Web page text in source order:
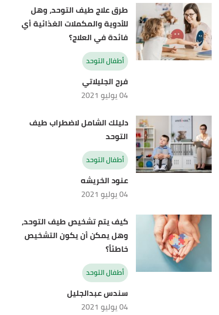
طرق علاج طيف التوحد، وهل
للأدوية والمكملات الغذائية أي
فائدة في العلاج؟
أطفال التوحد
فرح الجليلاتي
04 يوليو 2021
دليلك الشامل لاضطراب طيف
التوحد
أطفال التوحد
عنود الخريشه
04 يوليو 2021
كيف يتم تشخيص طيف التوحد،
وهل يمكن أن يكون التشخيص
خاطئاً؟
أطفال التوحد
سندس عبدالجليل
04 يوليو 2021